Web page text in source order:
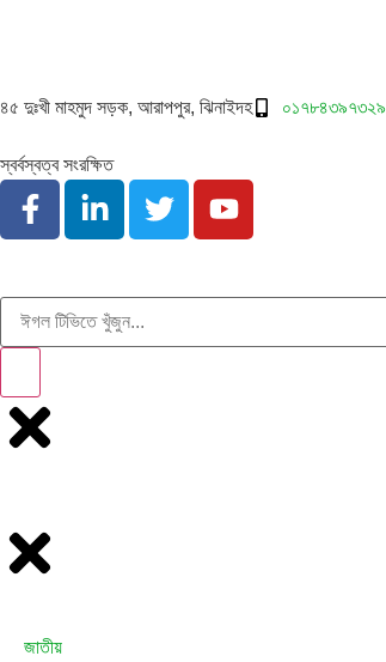
৪৫ দুঃখী মাহমুদ সড়ক, আরাপপুর, ঝিনাইদহ ০১৭৮৪৩৯৭৩২৯
স্বর্বস্বত্ব সংরক্ষিত
জাতীয়